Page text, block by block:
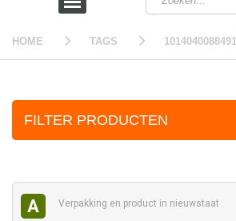
HOME TAGS 1014040088491
FILTER PRODUCTEN
A Verpakking en product in nieuwstaat